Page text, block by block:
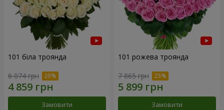
101 біла троянда
6 074 грн
Замовити
101 рожева троянда
7 865 грн
Замовити